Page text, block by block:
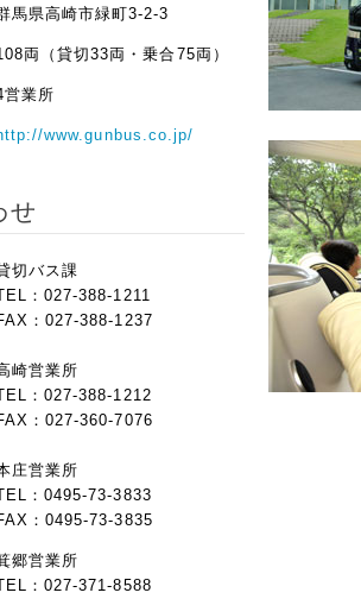
馬県高崎市緑町3-2-3
両（貸切33両・乗合75両）
営業所
www.gunbus.co.jp/
せ
切バス課
：027-388-1211
：027-388-1237
崎営業所
：027-388-1212
：027-360-7076
庄営業所
：0495-73-3833
：0495-73-3835
郷営業所
：027-371-8588